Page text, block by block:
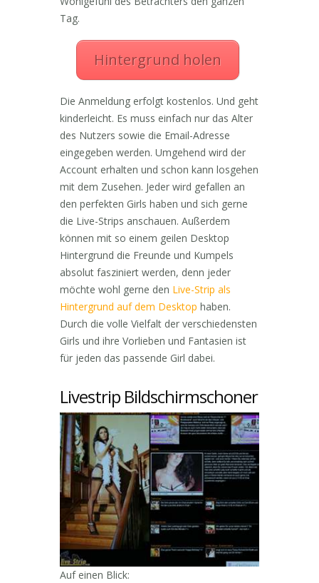
Tag.
Hintergrund holen
Die Anmeldung erfolgt kostenlos. Und geht
kinderleicht. Es muss einfach nur das Alter
des Nutzers sowie die Email-Adresse
eingegeben werden. Umgehend wird der
Account erhalten und schon kann losgehen
mit dem Zusehen. Jeder wird gefallen an
den perfekten Girls haben und sich gerne
die Live-Strips anschauen. Außerdem
können mit so einem geilen Desktop
Hintergrund die Freunde und Kumpels
absolut fasziniert werden, denn jeder
möchte wohl gerne den Live-Strip als
Hintergrund auf dem Desktop haben.
Durch die volle Vielfalt der verschiedensten
Girls und ihre Vorlieben und Fantasien ist
für jeden das passende Girl dabei.
Livestrip Bildschirmschoner
Auf einen Blick: